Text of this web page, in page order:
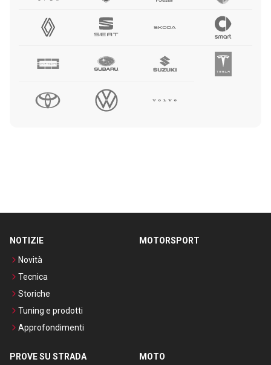
NOTIZIE
Novità
Tecnica
Storiche
Tuning e prodotti
Approfondimenti
MOTORSPORT
PROVE SU STRADA MOTO